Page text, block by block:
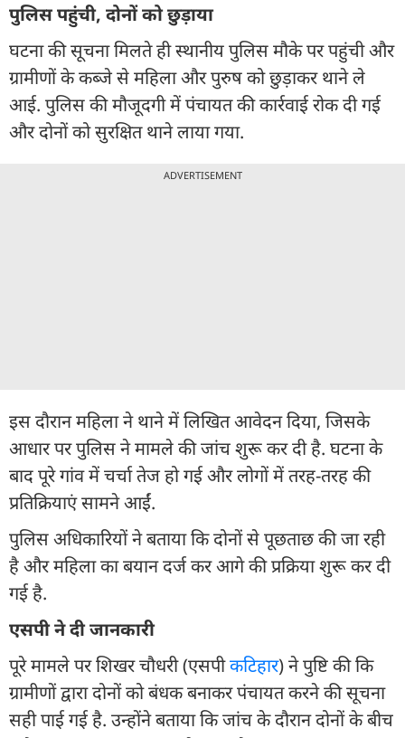
पुलिस पहुंची, दोनों को छुड़ाया
घटना की सूचना मिलते ही स्थानीय पुलिस मौके पर पहुंची और
ग्रामीणों के कब्जे से महिला और पुरुष को छुड़ाकर थाने ले
आई. पुलिस की मौजूदगी में पंचायत की कार्रवाई रोक दी गई
और दोनों को सुरक्षित थाने लाया गया.
ADVERTISEMENT
इस दौरान महिला ने थाने में लिखित आवेदन दिया, जिसके
आधार पर पुलिस ने मामले की जांच शुरू कर दी है. घटना के
बाद पूरे गांव में चर्चा तेज हो गई और लोगों में तरह-तरह की
प्रतिक्रियाएं सामने आईं.
पुलिस अधिकारियों ने बताया कि दोनों से पूछताछ की जा रही
है और महिला का बयान दर्ज कर आगे की प्रक्रिया शुरू कर दी
गई है.
एसपी ने दी जानकारी
पूरे मामले पर शिखर चौधरी (एसपीकटिहार) ने पुष्टि की कि
ग्रामीणों द्वारा दोनों को बंधक बनाकर पंचायत करने की सूचना
सही पाई गई है. उन्होंने बताया कि जांच के दौरान दोनों के बीच